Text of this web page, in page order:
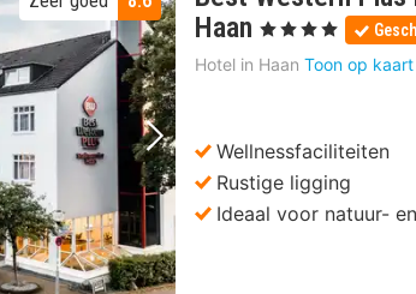
Volgende foto
Haan 3
nachten
vanaf
€
, 4 Sterren
Hotel in Haan Toon op kaart
Wellnessfaciliteiten
Rustige ligging
Ideaal voor natuur-